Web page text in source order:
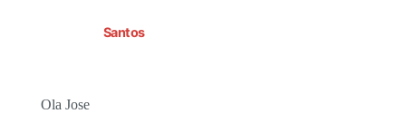
Santos
Ola Jose